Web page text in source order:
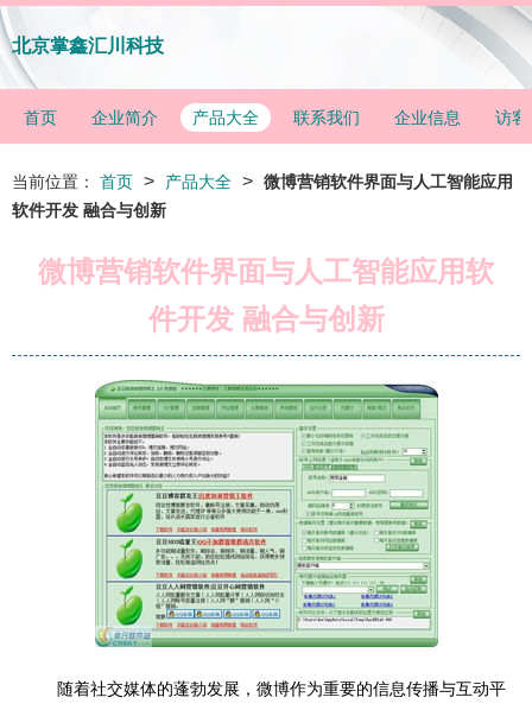
北京掌鑫汇川科技
首页 企业简介 产品大全 联系我们 企业信息 访客
当前位置： 首页 > 产品大全 > 微博营销软件界面与人工智能应用
软件开发 融合与创新
微博营销软件界面与人工智能应用软
件开发 融合与创新
随着社交媒体的蓬勃发展，微博作为重要的信息传播与互动平